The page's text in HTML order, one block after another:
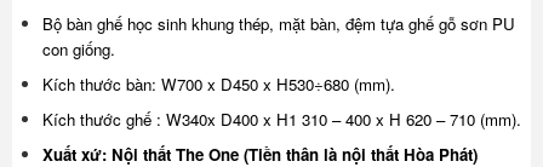
Bộ bàn ghế học sinh khung thép, mặt bàn, đệm tựa ghế gỗ sơn PU
con giống.
Kích thước bàn: W700 x D450 x H530÷680 (mm).
Kích thước ghế : W340x D400 x H1 310 – 400 x H 620 – 710 (mm).
Xuất xứ: Nội thất The One (Tiền thân là nội thất Hòa Phát)